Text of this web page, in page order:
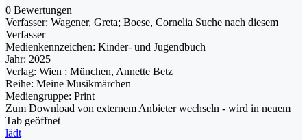
0 Bewertungen
Verfasser: Wagener, Greta; Boese, Cornelia Suche nach diesem
Verfasser
Medienkennzeichen: Kinder- und Jugendbuch
Jahr: 2025
Verlag: Wien ; München, Annette Betz
Reihe: Meine Musikmärchen
Mediengruppe: Print
Zum Download von externem Anbieter wechseln - wird in neuem
Tab geöffnet
lädt